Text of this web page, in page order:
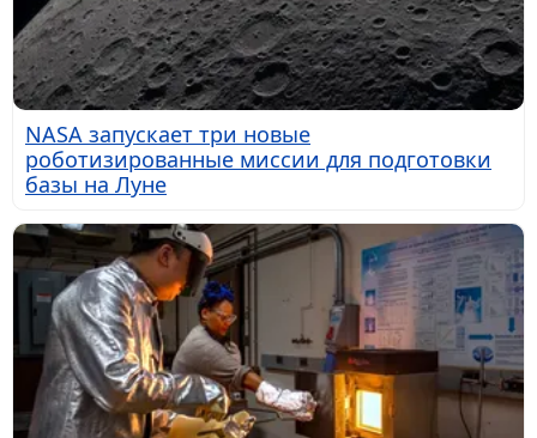
NASA запускает три новые
роботизированные миссии для подготовки
базы на Луне